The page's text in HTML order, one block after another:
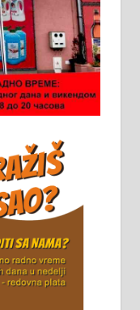
са Б
рад на
у
на
дана од